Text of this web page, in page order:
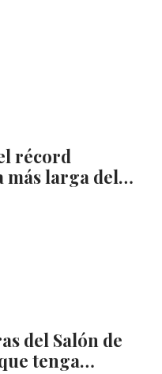
récord
más larga del…
del Salón de
tenga…